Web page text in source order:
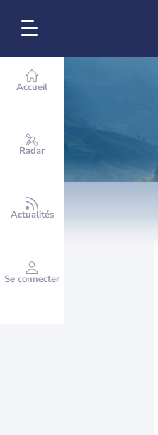
Accueil
Radar
Actualités
Se connecter